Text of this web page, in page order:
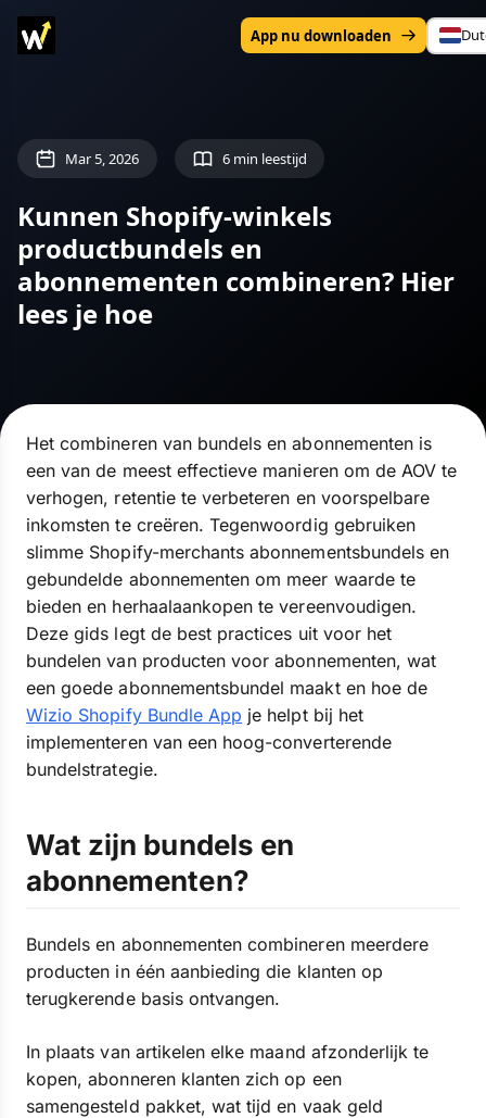
App nu downloaden
Mar 5, 2026 6 min leestijd
Kunnen Shopify-winkels
productbundels en
abonnementen combineren? Hier
lees je hoe
Het combineren van bundels en abonnementen is
een van de meest effectieve manieren om de AOV te
verhogen, retentie te verbeteren en voorspelbare
inkomsten te creëren. Tegenwoordig gebruiken
slimme Shopify-merchants abonnementsbundels en
gebundelde abonnementen om meer waarde te
bieden en herhaalaankopen te vereenvoudigen.
Deze gids legt de best practices uit voor het
bundelen van producten voor abonnementen, wat
een goede abonnementsbundel maakt en hoe de
Wizio Shopify Bundle App je helpt bij het
implementeren van een hoog-converterende
bundelstrategie.
Wat zijn bundels en
abonnementen?
Bundels en abonnementen combineren meerdere
producten in één aanbieding die klanten op
terugkerende basis ontvangen.
In plaats van artikelen elke maand afzonderlijk te
kopen, abonneren klanten zich op een
samengesteld pakket, wat tijd en vaak geld